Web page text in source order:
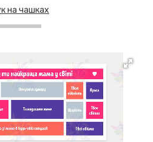
на чашках